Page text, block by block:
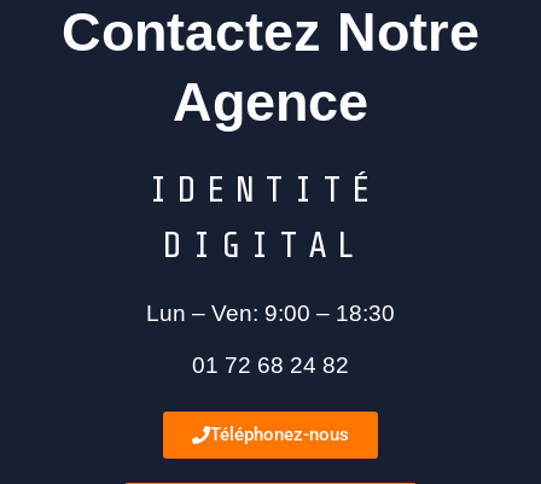
Contactez Notre
Agence
I D E N T I T É
D I G I T A L
Lun – Ven: 9:00 – 18:30
01 72 68 24 82
Téléphonez-nous